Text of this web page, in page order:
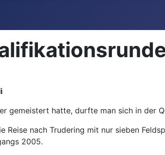
gemeistert hatte, durfte man sich in der
nach Trudering mit nur sieben
2005.